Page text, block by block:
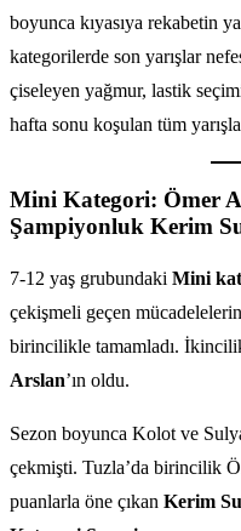
boyunca kıyasıya rekabetin
kategorilerde son yarışlar
çiseleyen yağmur, lastik
hafta sonu koşulan tüm
Mini Kategori: Ömer
Şampiyonluk Kerim
7-12 yaş grubundaki Mini
çekişmeli geçen
birincilikle tamamladı.
Arslan’ın oldu.
Sezon boyunca Kolot ve
çekmişti. Tuzla’da birincilik
puanlarla öne çıkan Kerim